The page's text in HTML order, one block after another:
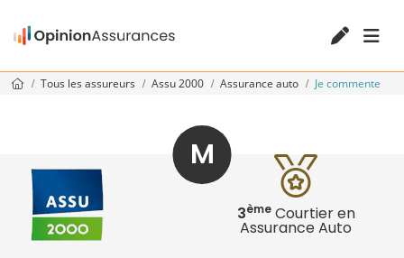
Tous les assureurs Assu 2000 Assurance auto Je commente
M
3ème Courtier en
Assurance Auto